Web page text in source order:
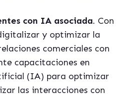
con IA asociada. Con
y optimizar la
comerciales con
capacitaciones en
(IA) para optimizar
las interacciones con